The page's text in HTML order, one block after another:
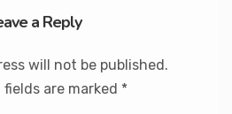
a Reply
will not be published.
fields are marked *